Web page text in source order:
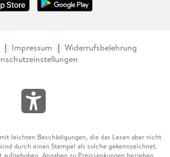
Impressum
Widerrufsbelehrung
leichten Beschädigungen, die das Lesen aber nicht
durch einen Stempel als solche gekennzeichnet.
Angaben zu Preissenkungen beziehen